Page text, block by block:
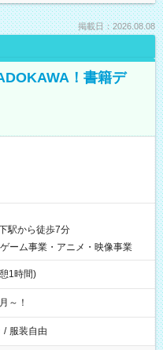
掲載日：2026.08.08
！書籍デ
駅から徒歩7分
ーム事業・アニメ・映像事業
1時間)
～！
/ 服装自由